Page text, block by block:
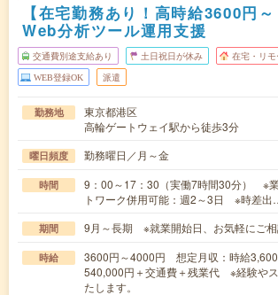
【在宅勤務あり！高時給3600円～
Web分析ツール運用支援
交通費別途支給あり 土日祝日が休み 在宅・リモ
WEB登録OK 派遣
勤務地
東京都港区
高輪ゲートウェイ駅から徒歩3分
曜日頻度 勤務曜日／月～金
時間
9：00～17：30（実働7時間30分） ※
トワーク併用可能：週2～3日 ※時差
期間 9月～長期 ※就業開始日、お気軽にご相
時給
3600円～4000円 想定月収：時給
540,000円＋交通費＋残業代 ※経験や
たします。